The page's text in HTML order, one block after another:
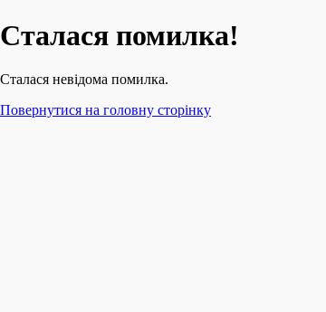
Сталася помилка!
Сталася невідома помилка.
Повернутися на головну сторінку